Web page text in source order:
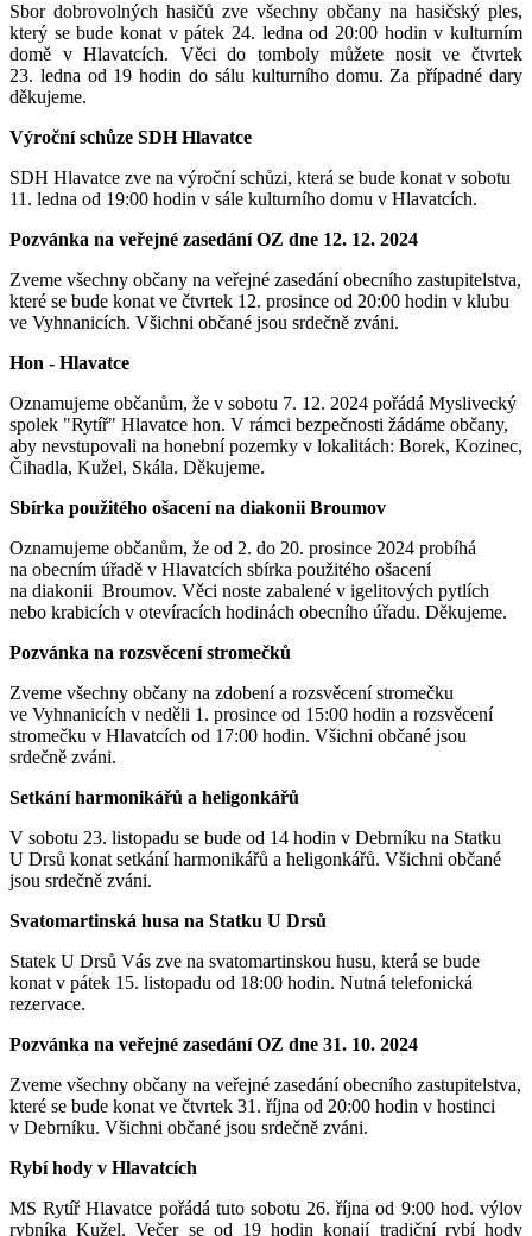
Sbor dobrovolných hasičů zve všechny občany na hasičský ples,
který se bude konat v pátek 24. ledna od 20:00 hodin v kulturním
domě v Hlavatcích. Věci do tomboly můžete nosit ve čtvrtek
23. ledna od 19 hodin do sálu kulturního domu. Za případné dary
děkujeme.
Výroční schůze SDH Hlavatce
SDH Hlavatce zve na výroční schůzi, která se bude konat v sobotu
11. ledna od 19:00 hodin v sále kulturního domu v Hlavatcích.
Pozvánka na veřejné zasedání OZ dne 12. 12. 2024
Zveme všechny občany na veřejné zasedání obecního zastupitelstva,
které se bude konat ve čtvrtek 12. prosince od 20:00 hodin v klubu
ve Vyhnanicích. Všichni občané jsou srdečně zváni.
Hon - Hlavatce
Oznamujeme občanům, že v sobotu 7. 12. 2024 pořádá Myslivecký
spolek "Rytíř" Hlavatce hon. V rámci bezpečnosti žádáme občany,
aby nevstupovali na honební pozemky v lokalitách: Borek, Kozinec,
Čihadla, Kužel, Skála. Děkujeme.
Sbírka použitého ošacení na diakonii Broumov
Oznamujeme občanům, že od 2. do 20. prosince 2024 probíhá
na obecním úřadě v Hlavatcích sbírka použitého ošacení
na diakonii Broumov. Věci noste zabalené v igelitových pytlích
nebo krabicích v otevíracích hodinách obecního úřadu. Děkujeme.
Pozvánka na rozsvěcení stromečků
Zveme všechny občany na zdobení a rozsvěcení stromečku
ve Vyhnanicích v neděli 1. prosince od 15:00 hodin a rozsvěcení
stromečku v Hlavatcích od 17:00 hodin. Všichni občané jsou
srdečně zváni.
Setkání harmonikářů a heligonkářů
V sobotu 23. listopadu se bude od 14 hodin v Debrníku na Statku
U Drsů konat setkání harmonikářů a heligonkářů. Všichni občané
jsou srdečně zváni.
Svatomartinská husa na Statku U Drsů
Statek U Drsů Vás zve na svatomartinskou husu, která se bude
konat v pátek 15. listopadu od 18:00 hodin. Nutná telefonická
rezervace.
Pozvánka na veřejné zasedání OZ dne 31. 10. 2024
Zveme všechny občany na veřejné zasedání obecního zastupitelstva,
které se bude konat ve čtvrtek 31. října od 20:00 hodin v hostinci
v Debrníku. Všichni občané jsou srdečně zváni.
Rybí hody v Hlavatcích
MS Rytíř Hlavatce pořádá tuto sobotu 26. října od 9:00 hod. výlov
rybníka Kužel. Večer se od 19 hodin konají tradiční rybí hody